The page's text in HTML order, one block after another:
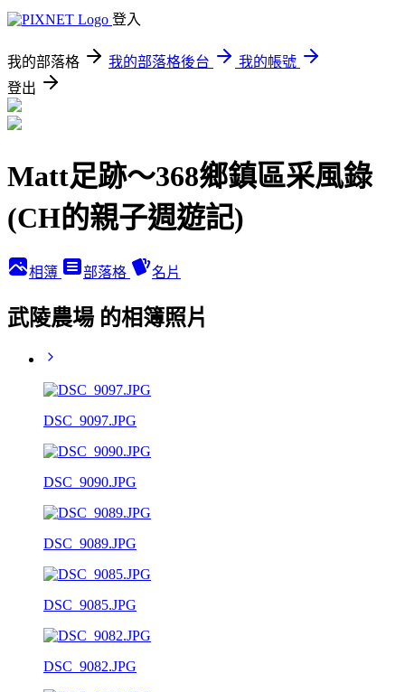
登入
我的部落格 我的部落格後台
我的帳號
登出
Matt足跡～368鄉鎮區采風錄
(CH的親子週遊記)
相簿 部落格 名片
武陵農場 的相簿照片
DSC_9097.JPG
DSC_9090.JPG
DSC_9089.JPG
DSC_9085.JPG
DSC_9082.JPG